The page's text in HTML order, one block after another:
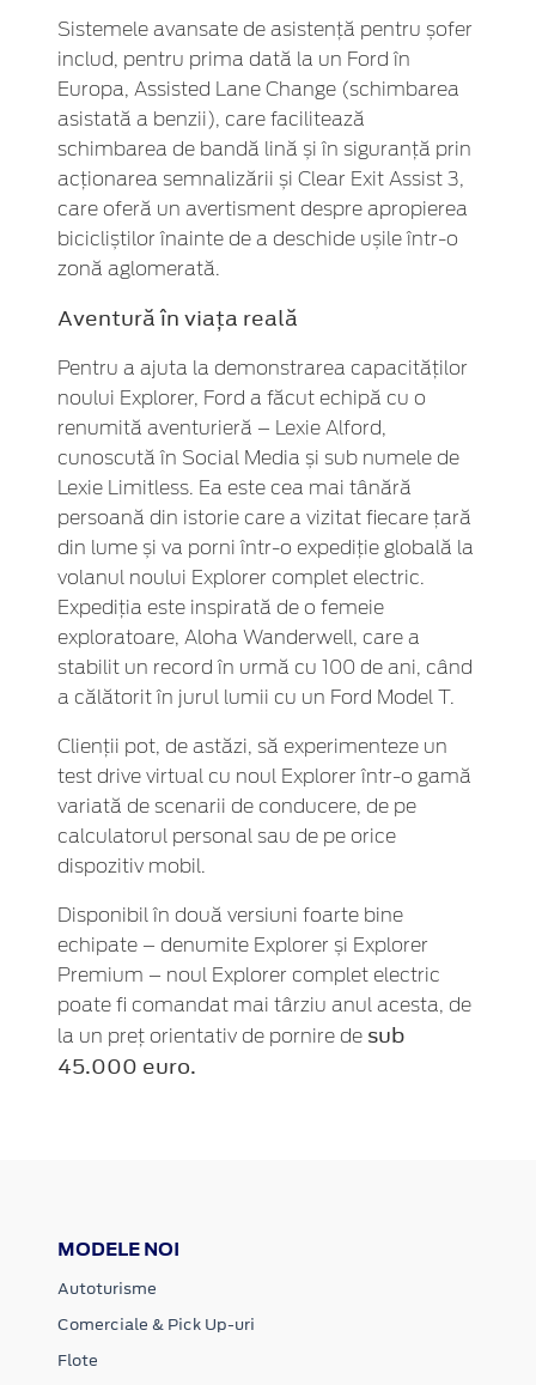
Sistemele avansate de asistență pentru șofer
includ, pentru prima dată la un Ford în
Europa, Assisted Lane Change (schimbarea
asistată a benzii), care facilitează
schimbarea de bandă lină și în siguranță prin
acționarea semnalizării și Clear Exit Assist 3,
care oferă un avertisment despre apropierea
bicicliștilor înainte de a deschide ușile într-o
zonă aglomerată.
Aventură în viața reală
Pentru a ajuta la demonstrarea capacităților
noului Explorer, Ford a făcut echipă cu o
renumită aventurieră – Lexie Alford,
cunoscută în Social Media și sub numele de
Lexie Limitless. Ea este cea mai tânără
persoană din istorie care a vizitat fiecare țară
din lume și va porni într-o expediție globală la
volanul noului Explorer complet electric.
Expediția este inspirată de o femeie
exploratoare, Aloha Wanderwell, care a
stabilit un record în urmă cu 100 de ani, când
a călătorit în jurul lumii cu un Ford Model T.
Clienții pot, de astăzi, să experimenteze un
test drive virtual cu noul Explorer într-o gamă
variată de scenarii de conducere, de pe
calculatorul personal sau de pe orice
dispozitiv mobil.
Disponibil în două versiuni foarte bine
echipate – denumite Explorer și Explorer
Premium – noul Explorer complet electric
poate fi comandat mai târziu anul acesta, de
la un preț orientativ de pornire de sub
45.000 euro.
MODELE NOI
Autoturisme
Comerciale & Pick Up-uri
Flote